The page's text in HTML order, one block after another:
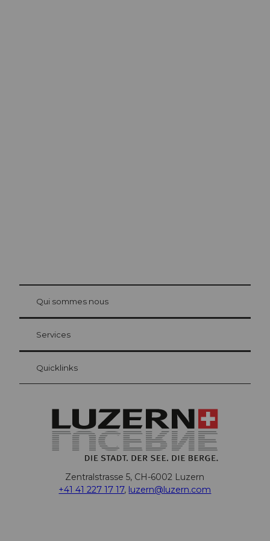
Carte d’hôte Lucerne
Vos avantages en tant qu'hôte pour la nuit
at Bre
Qui sommes nous
Services
Quicklinks
Zentralstrasse 5, CH-6002 Luzern
+41 41 227 17 17, luzern@luzern.com